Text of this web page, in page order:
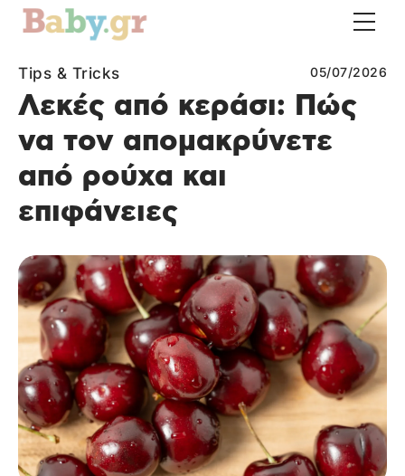
Tips & Tricks 05/07/2026
Λεκές από κεράσι: Πώς
να τον απομακρύνετε
από ρούχα και
επιφάνειες